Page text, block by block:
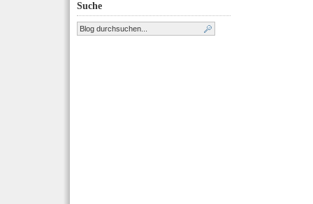
Suche